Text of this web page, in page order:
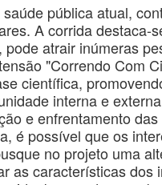
pública atual,
A corrida destaca-
atrair inúmeras
"Correndo Com
científica,
interna e
e enfrentamento
é possível que os
no projeto uma
as características dos